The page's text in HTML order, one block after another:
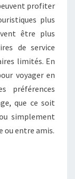
profiter
plus
être plus
de service
limités. En
voyager en
préférences
que ce soit
simplement
ou entre amis.